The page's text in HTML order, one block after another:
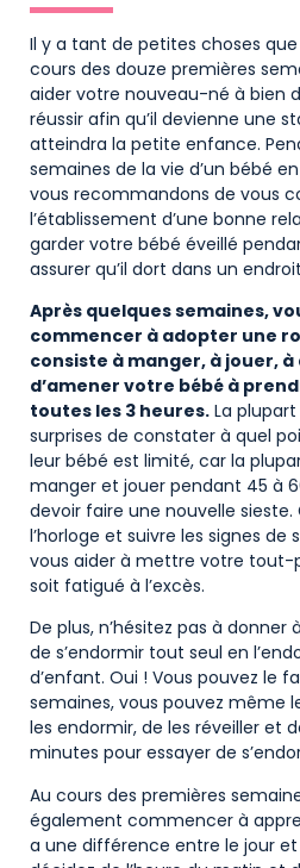
Il y a tant de petites choses
cours des douze premières
aider votre nouveau-né à bien
réussir afin qu’il devienne une
atteindra la petite enfance.
semaines de la vie d’un bébé
vous recommandons de vous
l’établissement d’une bonne
garder votre bébé éveillé
assurer qu’il dort dans un
Après quelques semaines,
commencer à adopter une
consiste à manger, à jouer,
d’amener votre bébé à
toutes les 3 heures. La
surprises de constater à quel
leur bébé est limité, car la
manger et jouer pendant 45 à
devoir faire une nouvelle
l’horloge et suivre les signes
vous aider à mettre votre tout-
soit fatigué à l’excès.
De plus, n’hésitez pas à
de s’endormir tout seul en
d’enfant. Oui ! Vous pouvez le
semaines, vous pouvez même
les endormir, de les réveiller et
minutes pour essayer de
Au cours des premières
également commencer à
a une différence entre le jour et